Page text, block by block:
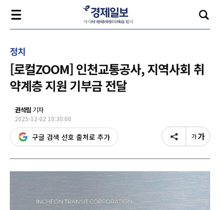
정치
[로컬ZOOM] 인천교통공사, 지역사회 취
약계층 지원 기부금 전달
권석림 기자
2025-12-02 10:30:00
구글 검색 선호 출처로 추가